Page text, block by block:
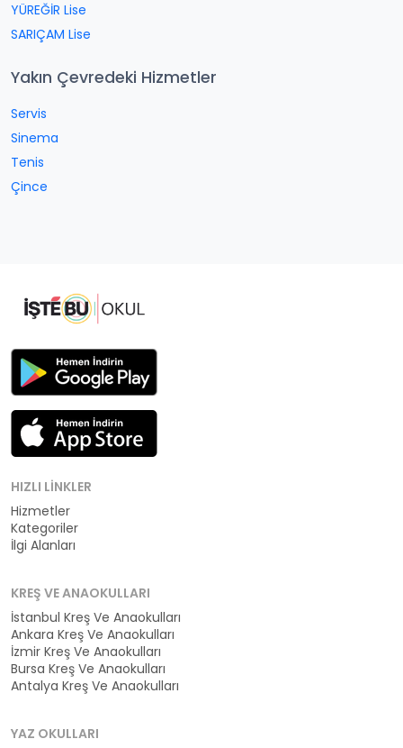
YÜREĞİR Lise
SARIÇAM Lise
Yakın Çevredeki Hizmetler
Servis
Sinema
Tenis
Çince
HIZLI LINKLER
Hizmetler
Kategoriler
İlgi Alanları
KREŞ VE ANAOKULLARI
İstanbul Kreş Ve Anaokulları
Ankara Kreş Ve Anaokulları
İzmir Kreş Ve Anaokulları
Bursa Kreş Ve Anaokulları
Antalya Kreş Ve Anaokulları
YAZ OKULLARI